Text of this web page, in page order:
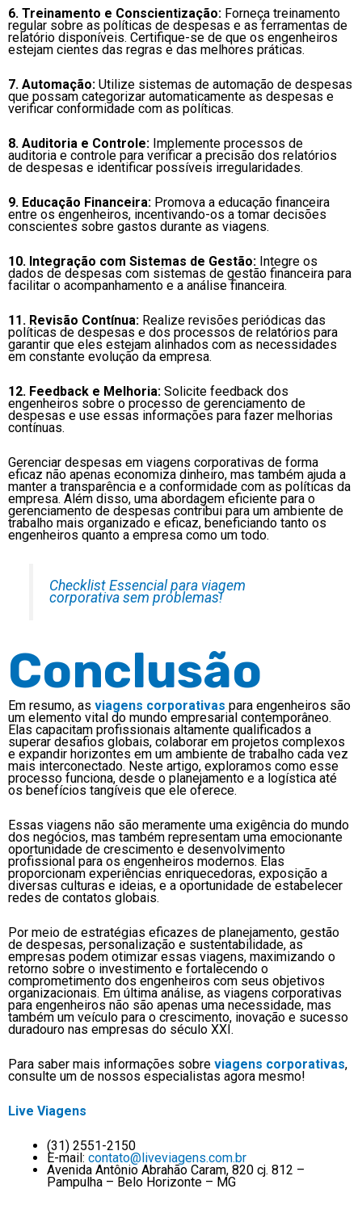
6. Treinamento e Conscientização: Forneça treinamento
regular sobre as políticas de despesas e as ferramentas de
relatório disponíveis. Certifique-se de que os engenheiros
estejam cientes das regras e das melhores práticas.
7. Automação: Utilize sistemas de automação de despesas
que possam categorizar automaticamente as despesas e
verificar conformidade com as políticas.
8. Auditoria e Controle: Implemente processos de
auditoria e controle para verificar a precisão dos relatórios
de despesas e identificar possíveis irregularidades.
9. Educação Financeira: Promova a educação financeira
entre os engenheiros, incentivando-os a tomar decisões
conscientes sobre gastos durante as viagens.
10. Integração com Sistemas de Gestão: Integre os
dados de despesas com sistemas de gestão financeira para
facilitar o acompanhamento e a análise financeira.
11. Revisão Contínua: Realize revisões periódicas das
políticas de despesas e dos processos de relatórios para
garantir que eles estejam alinhados com as necessidades
em constante evolução da empresa.
12. Feedback e Melhoria: Solicite feedback dos
engenheiros sobre o processo de gerenciamento de
despesas e use essas informações para fazer melhorias
contínuas.
Gerenciar despesas em viagens corporativas de forma
eficaz não apenas economiza dinheiro, mas também ajuda a
manter a transparência e a conformidade com as políticas da
empresa. Além disso, uma abordagem eficiente para o
gerenciamento de despesas contribui para um ambiente de
trabalho mais organizado e eficaz, beneficiando tanto os
engenheiros quanto a empresa como um todo.
Checklist Essencial para viagem
corporativa sem problemas!
Conclusão
Em resumo, as viagens corporativas para engenheiros são
um elemento vital do mundo empresarial contemporâneo.
Elas capacitam profissionais altamente qualificados a
superar desafios globais, colaborar em projetos complexos
e expandir horizontes em um ambiente de trabalho cada vez
mais interconectado. Neste artigo, exploramos como esse
processo funciona, desde o planejamento e a logística até
os benefícios tangíveis que ele oferece.
Essas viagens não são meramente uma exigência do mundo
dos negócios, mas também representam uma emocionante
oportunidade de crescimento e desenvolvimento
profissional para os engenheiros modernos. Elas
proporcionam experiências enriquecedoras, exposição a
diversas culturas e ideias, e a oportunidade de estabelecer
redes de contatos globais.
Por meio de estratégias eficazes de planejamento, gestão
de despesas, personalização e sustentabilidade, as
empresas podem otimizar essas viagens, maximizando o
retorno sobre o investimento e fortalecendo o
comprometimento dos engenheiros com seus objetivos
organizacionais. Em última análise, as viagens corporativas
para engenheiros não são apenas uma necessidade, mas
também um veículo para o crescimento, inovação e sucesso
duradouro nas empresas do século XXI.
Para saber mais informações sobre viagens corporativas,
consulte um de nossos especialistas agora mesmo!
Live Viagens
(31) 2551-2150
E-mail: contato@liveviagens.com.br
Avenida Antônio Abrahão Caram, 820 cj. 812 –
Pampulha – Belo Horizonte – MG